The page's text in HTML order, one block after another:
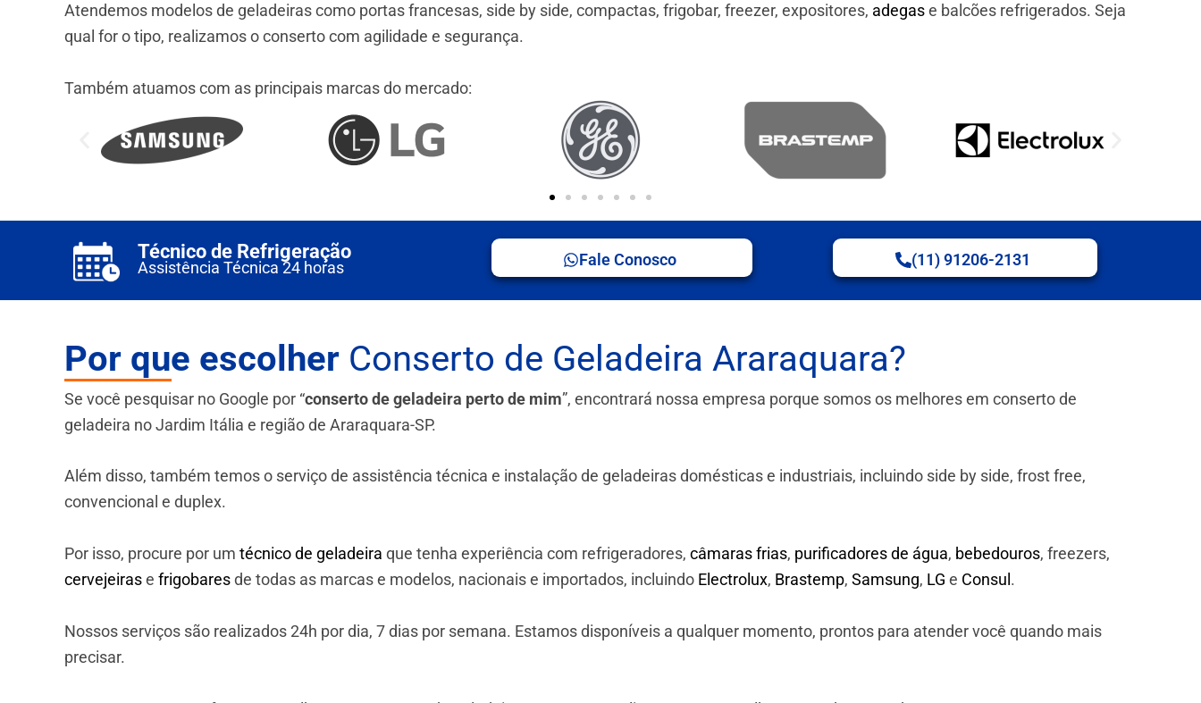
Atendemos modelos de geladeiras como portas francesas, side by side, compactas, frigobar, freezer, expositores, adegase balcões refrigerados. Seja
qual for o tipo, realizamos o conserto com agilidade e segurança.
Também atuamos com as principais marcas do mercado:
Técnico de Refrigeração
Assistência Técnica 24 horas Fale Conosco (11) 91206-2131
Por que escolher Conserto de Geladeira Araraquara?
Se você pesquisar no Google por “conserto de geladeira perto de mim”, encontrará nossa empresa porque somos os melhores em conserto de
geladeira no Jardim Itália e região de Araraquara-SP.
Além disso, também temos o serviço de assistência técnica e instalação de geladeiras domésticas e industriais, incluindo side by side, frost free,
convencional e duplex.
Por isso, procure por um técnico de geladeira que tenha experiência com refrigeradores, câmaras frias, purificadores de água, bebedouros, freezers,
cervejeirase frigobaresde todas as marcas e modelos, nacionais e importados, incluindo Electrolux, Brastemp, Samsung, LG e Consul .
Nossos serviços são realizados 24h por dia, 7 dias por semana. Estamos disponíveis a qualquer momento, prontos para atender você quando mais
precisar.